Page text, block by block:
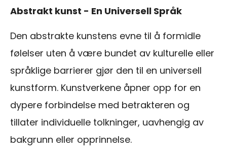
Abstrakt kunst - En Universell Språk
Den abstrakte kunstens evne til å formidle
følelser uten å være bundet av kulturelle eller
språklige barrierer gjør den til en universell
kunstform. Kunstverkene åpner opp for en
dypere forbindelse med betrakteren og
tillater individuelle tolkninger, uavhengig av
bakgrunn eller opprinnelse.